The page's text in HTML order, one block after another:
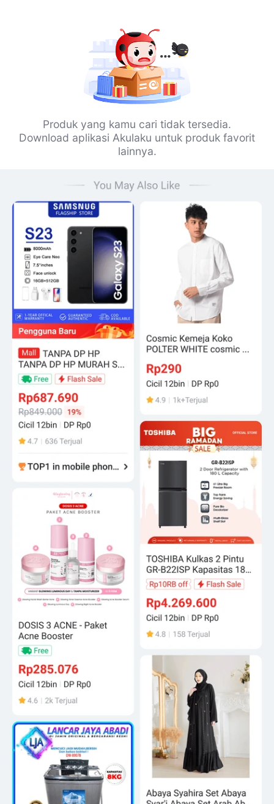
Produk yang kamu cari tidak tersedia.
Download aplikasi Akulaku untuk produk favorit
lainnya.